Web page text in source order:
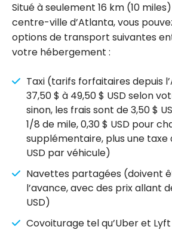
Situé à seulement 16 km (10
centre-ville d’Atlanta, vous
options de transport suivantes
votre hébergement :
Taxi (tarifs forfaitaires depuis
37,50 $ à 49,50 $ USD selon
sinon, les frais sont de 3,50 $
1/8 de mile, 0,30 $ USD pour
supplémentaire, plus une taxe
USD par véhicule)
Navettes partagées (doivent
l’avance, avec des prix allant
USD)
Covoiturage tel qu’Uber et Lyft